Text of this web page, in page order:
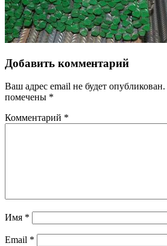
Добавить комментарий
Ваш адрес email не будет опубликован.
помечены *
Комментарий *
Имя *
Email *